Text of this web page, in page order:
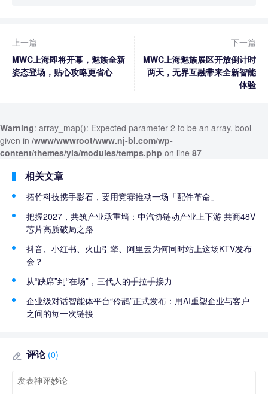
上一篇
MWC上海即将开幕，魅族全新
姿态登场，贴心攻略更省心
下一篇
MWC上海魅族展区开放倒计时
两天，无界互融带来全新智能
体验
Warning: array_map(): Expected parameter 2 to be an array, bool
given in /www/wwwroot/www.nj-bl.com/wp-
content/themes/yia/modules/temps.php on line 87
相关文章
拓竹科技携手影石，要用竞赛推动一场「配件革命」
把握2027，共筑产业承重墙：中汽协链动产业上下游 共商48V
芯片高质破局之路
抖音、小红书、火山引擎、阿里云为何同时站上这场KTV发布
会？
从“缺席”到“在场”，三代人的手拉手接力
企业级对话智能体平台“伶鹊”正式发布：用AI重塑企业与客户
之间的每一次链接
评论 (0)